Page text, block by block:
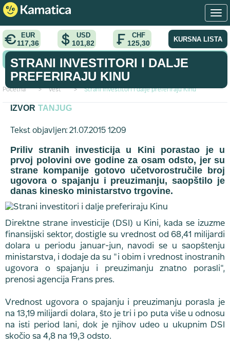
EUR
117,36
USD
101,82
CHF
125,30 KURSNA LISTA
KONVERTOR VALUTA
Početna > vest > Strani investitori i dalje preferiraju Kinu
STRANI INVESTITORI I DALJE
PREFERIRAJU KINU
IZVOR TANJUG
Tekst objavljen: 21.07.2015 12:09
Priliv stranih investicija u Kini porastao je u
prvoj polovini ove godine za osam odsto, jer su
strane kompanije gotovo učetvorostručile broj
ugovora o spajanju i preuzimanju, saopštilo je
danas kinesko ministarstvo trgovine.
Direktne strane investicije (DSI) u Kini, kada se izuzme
finansijski sektor, dostigle su vrednost od 68,41 milijardi
dolara u periodu januar-jun, navodi se u saopštenju
ministarstva, i dodaje da su "i obim i vrednost inostranih
ugovora o spajanju i preuzimanju znatno porasli",
prenosi agencija Frans pres.
Vrednost ugovora o spajanju i preuzimanju porasla je
na 13,19 milijardi dolara, što je tri i po puta više u odnosu
na isti period lani, dok je njihov udeo u ukupnim DSI
skočio sa 4,8 na 19,3 odsto.